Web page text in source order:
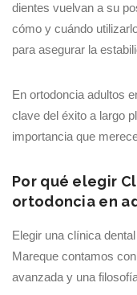
dientes vuelvan a su
cómo y cuándo
para asegurar la
En ortodoncia adultos
clave del éxito a largo
importancia que
Por qué elegir
ortodoncia en
Elegir una clínica
Mareque contamos
avanzada y una